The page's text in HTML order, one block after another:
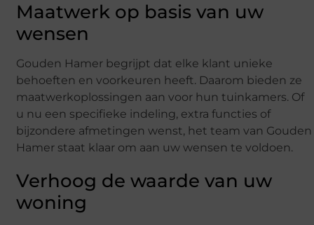
Maatwerk op basis van uw
wensen
Gouden Hamer begrijpt dat elke klant unieke
behoeften en voorkeuren heeft. Daarom bieden ze
maatwerkoplossingen aan voor hun tuinkamers. Of
u nu een specifieke indeling, extra functies of
bijzondere afmetingen wenst, het team van Gouden
Hamer staat klaar om aan uw wensen te voldoen.
Verhoog de waarde van uw
woning